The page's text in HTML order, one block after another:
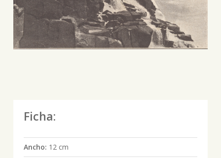
Ficha:
Ancho: 12 cm